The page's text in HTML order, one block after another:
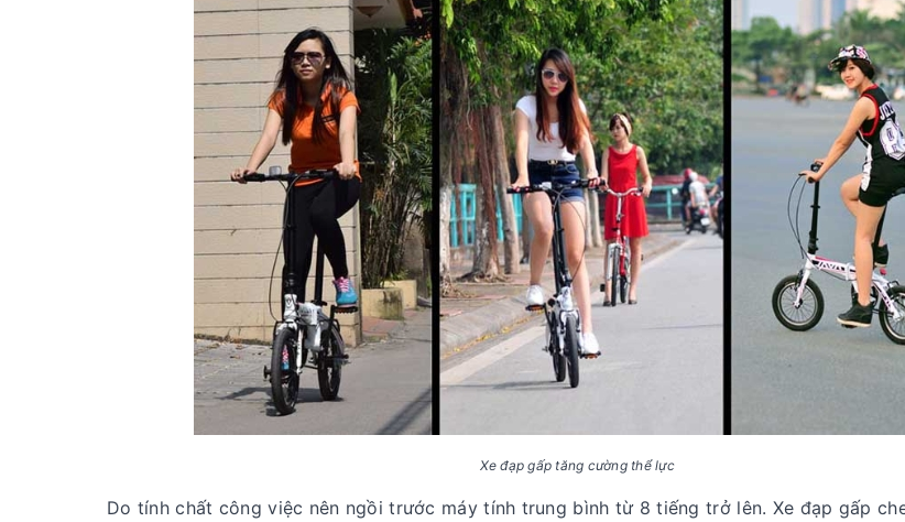
Xe đạp gấp tăng cường thể lực
Do tính chất công việc nên ngồi trước máy tính trung bình từ 8 tiếng trở lên. Xe đạp gấp